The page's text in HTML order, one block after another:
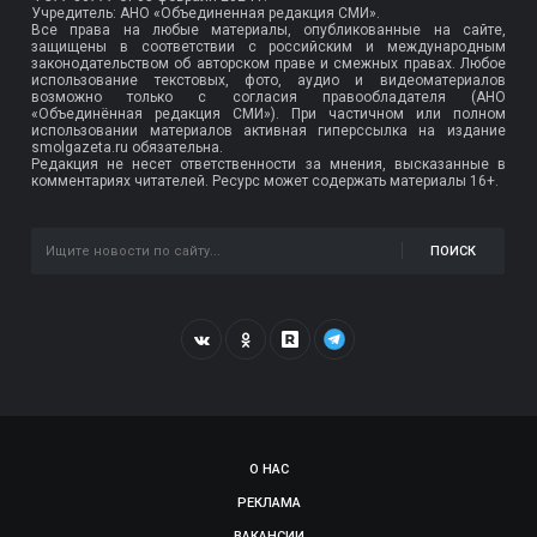
Учредитель: АНО «Объединенная редакция СМИ».
Все права на любые материалы, опубликованные на сайте,
защищены в соответствии с российским и международным
законодательством об авторском праве и смежных правах. Любое
использование текстовых, фото, аудио и видеоматериалов
возможно только с согласия правообладателя (АНО
«Объединённая редакция СМИ»). При частичном или полном
использовании материалов активная гиперссылка на издание
smolgazeta.ru обязательна.
Редакция не несет ответственности за мнения, высказанные в
комментариях читателей. Ресурс может содержать материалы 16+.
ПОИСК
О НАС
РЕКЛАМА